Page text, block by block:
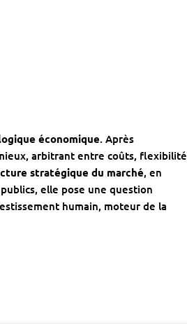
économique. Après
arbitrant entre coûts, flexibilité
stratégique du marché, en
elle pose une question
humain, moteur de la